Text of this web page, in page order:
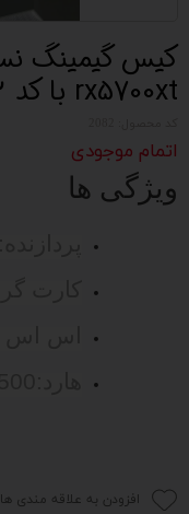
rx5700xt با کد 2082
اتمام موجودی
ویژگی ها
افزودن به علاقه مندی ها